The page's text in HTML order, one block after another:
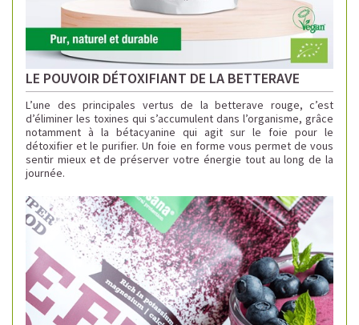
LE POUVOIR DÉTOXIFIANT DE LA BETTERAVE
L’une des principales vertus de la betterave rouge, c’est
d’éliminer les toxines qui s’accumulent dans l’organisme, grâce
notamment à la bétacyanine qui agit sur le foie pour le
détoxifier et le purifier.Un foie en forme vous permet de vous
sentir mieux et de préserver votre énergie tout au long de la
journée.